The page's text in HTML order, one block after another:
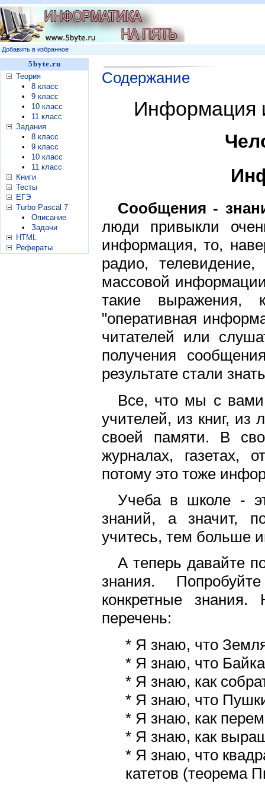
Добавить в избранное
5byte.ru
Теория
•
8 класс
•
9 класс
•
10 класс
•
11 класс
Задания
•
8 класс
•
9 класс
•
10 класс
•
11 класс
Книги
Тесты
ЕГЭ
Turbo Pascal 7
•
Описание
•
Задачи
HTML
Рефераты
Содержание
Информация
Сообщения -
люди привыкли
информация, то,
радио,
массовой
такие выражения,
"оперативная
читателей или
получения
результате стали
Все, что мы с вами
учителей, из книг, из
своей памяти. В
журналах, газетах,
потому это тоже
Учеба в школе -
знаний, а значит,
учитесь, тем больше
А теперь давайте
знания.
конкретные
перечень:
* Я знаю, что
* Я знаю, что
* Я знаю, как
* Я знаю, что
* Я знаю, как
* Я знаю, как
* Я знаю, что
катетов (теорема